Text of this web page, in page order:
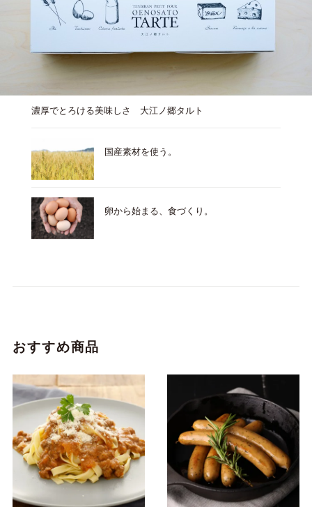
濃厚でとろける美味しさ 大江ノ郷タルト
国産素材を使う。
卵から始まる、食づくり。
おすすめ商品